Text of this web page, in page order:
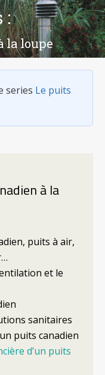
:
la loupe
series Le puits
à la
puits à air,
et le
sanitaires
puits canadien
d’un puits